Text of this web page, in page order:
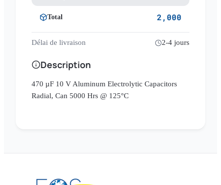
Total 2,000
Délai de livraison 2-4 jours
Description
470 µF 10 V Aluminum Electrolytic Capacitors
Radial, Can 5000 Hrs @ 125°C